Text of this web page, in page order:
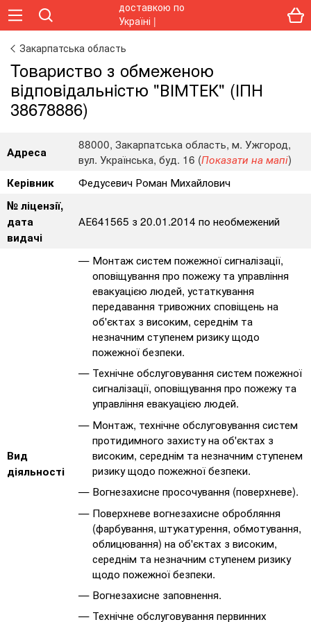
Закарпатська область
Toвapиcтвo з oбмeжeнoю
вiдпoвiдaльнicтю "ВІМТЕК" (ІПН
38678886)
Адреса
88000, Закарпатська область, м. Ужгород,
вул. Українська, буд. 16 (Показати на мапі)
Керівник
Федусевич Роман Михайлович
№ ліцензії,
дата
видачі
АЕ641565 з 20.01.2014 по необмежений
Вид
діяльності
Монтаж систем пожежної сигналізації,
оповіщування про пожежу та управління
евакуацією людей, устаткування
передавання тривожних сповіщень на
об'єктах з високим, середнім та
незначним ступенем ризику щодо
пожежної безпеки.
Технічне обслуговування систем пожежної
сигналізації, оповіщування про пожежу та
управління евакуацією людей.
Монтаж, технічне обслуговування систем
протидимного захисту на об'єктах з
високим, середнім та незначним ступенем
ризику щодо пожежної безпеки.
Вогнезахисне просочування (поверхневе).
Поверхневе вогнезахисне обробляння
(фарбування, штукатурення, обмотування,
облицювання) на об'єктах з високим,
середнім та незначним ступенем ризику
щодо пожежної безпеки.
Вогнезахисне заповнення.
Технічне обслуговування первинних